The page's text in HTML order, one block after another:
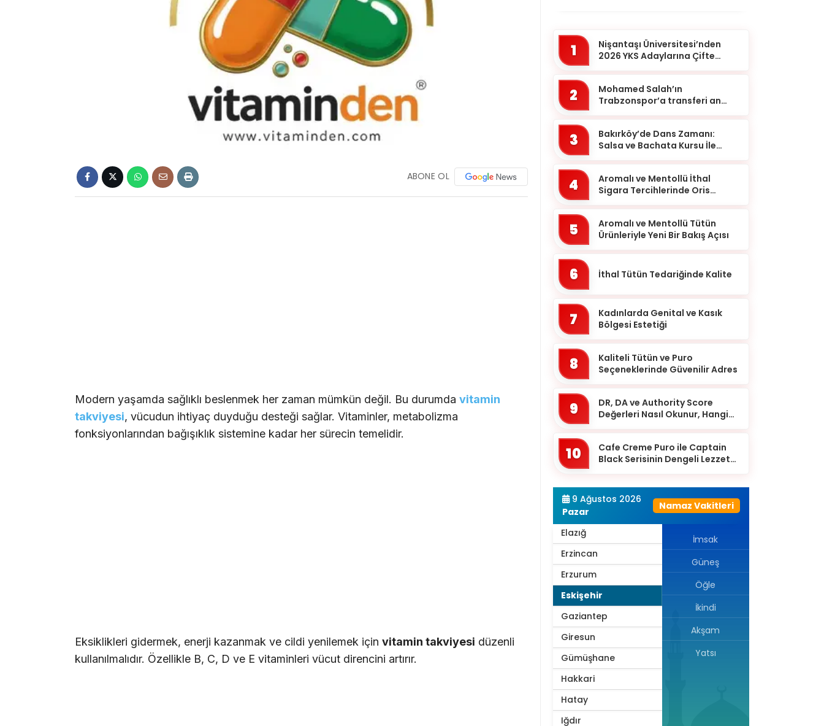
ABONE OL
Modern yaşamda sağlıklı beslenmek her zaman mümkün değil. Bu durumda vitamin
takviyesi, vücudun ihtiyaç duyduğu desteği sağlar. Vitaminler, metabolizma
fonksiyonlarından bağışıklık sistemine kadar her sürecin temelidir.
Eksiklikleri gidermek, enerji kazanmak ve cildi yenilemek için vitamin takviyesi düzenli
kullanılmalıdır. Özellikle B, C, D ve E vitaminleri vücut direncini artırır.
1
Nişantaşı Üniversitesi’nden
2026 YKS Adaylarına Çifte
2
Mohamed Salah’ın
Trabzonspor’a transferi an
3
Bakırköy’de Dans Zamanı:
Salsa ve Bachata Kursu İle
4
Aromalı ve Mentollü İthal
Sigara Tercihlerinde Oris
5
Aromalı ve Mentollü Tütün
Ürünleriyle Yeni Bir Bakış Açısı
6 İthal Tütün Tedariğinde Kalite
7
Kadınlarda Genital ve Kasık
Bölgesi Estetiği
8
Kaliteli Tütün ve Puro
Seçeneklerinde Güvenilir Adres
9
DR, DA ve Authority Score
Değerleri Nasıl Okunur, Hangi
10
Cafe Creme Puro ile Captain
Black Serisinin Dengeli Lezzet
9 Ağustos 2026
Pazar
Namaz Vakitleri
Aksaray
Amasya
Antalya
Artvin
Aydın
Balıkesir
Bartın
Batman
Bayburt
Bilecik
Bingöl
Bitlis
Bolu
Bursa
Çankırı
Denizli
Diyarbakır
Düzce
Edirne
Elazığ
Erzincan
Erzurum
Eskişehir
Gaziantep
Giresun
Gümüşhane
Hakkari
Hatay
Iğdır
İmsak
Güneş
Öğle
İkindi
Akşam
Yatsı